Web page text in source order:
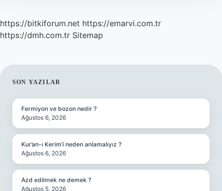
https://bitkiforum.net https://emarvi.com.tr
https://dmh.com.tr Sitemap
SIDEBAR
SON YAZILAR
Fermiyon ve bozon nedir ?
Ağustos 6, 2026
Kur’an-ı Kerim’i neden anlamalıyız ?
Ağustos 6, 2026
Azd edilmek ne demek ?
Ağustos 5, 2026